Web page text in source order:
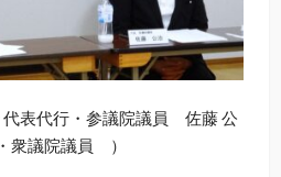
表代行・参議院議員 佐藤 公
衆議院議員 ）